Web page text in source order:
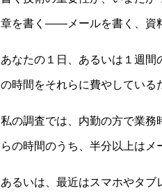
章を書く――メールを書く、資
あなたの１日、あるいは１週
の時間をそれらに費やしている
私の調査では、内勤の方で業
らの時間のうち、半分以上はメ
あるいは、最近はスマホやタブ